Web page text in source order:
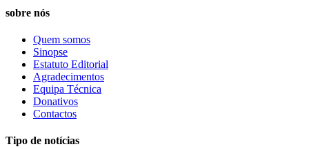
sobre nós
Quem somos
Sinopse
Estatuto Editorial
Agradecimentos
Equipa Técnica
Donativos
Contactos
Tipo de notícias